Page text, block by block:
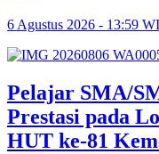
6 Agustus 2026 - 13:59
Pelajar SMA/
Prestasi pada
HUT ke-81